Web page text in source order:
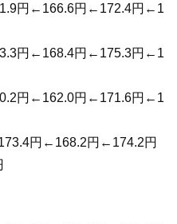
円←166.6円←172.4円←1
円←168.4円←175.3円←1
円←162.0円←171.6円←1
円←168.2円←174.2円